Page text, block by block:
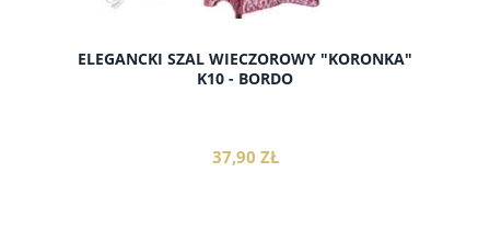
ELEGANCKI SZAL WIECZOROWY "KORONKA"
K10 - BORDO
37,90 ZŁ